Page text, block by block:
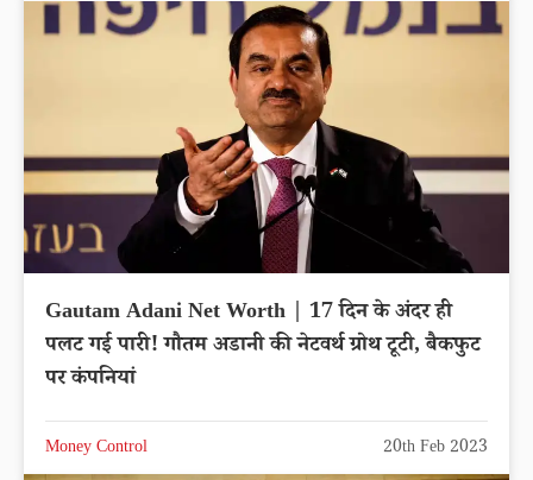
Gautam Adani Net Worth | 17 दिन के अंदर ही
पलट गई पारी! गौतम अडानी की नेटवर्थ ग्रोथ टूटी, बैकफुट
पर कंपनियां
Money Control 20th Feb 2023